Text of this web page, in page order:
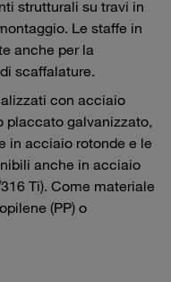
strutturali su travi in
Le staffe in
anche per la
scaffalature.
con acciaio
placcato galvanizzato,
in acciaio rotonde e le
anche in acciaio
Ti). Come materiale
(PP) o